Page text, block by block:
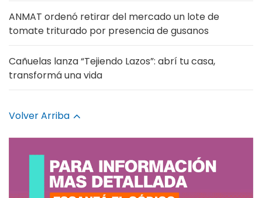
ANMAT ordenó retirar del mercado un lote de
tomate triturado por presencia de gusanos
Cañuelas lanza “Tejiendo Lazos”: abrí tu casa,
transformá una vida
Volver Arriba